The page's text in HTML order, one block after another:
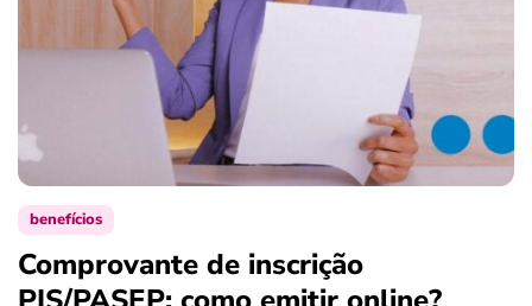
benefícios
Comprovante de inscrição